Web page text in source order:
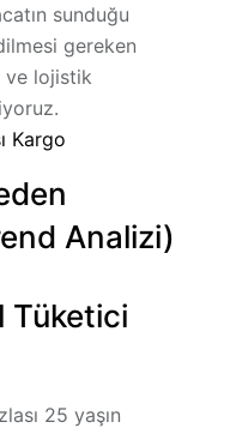
sunduğu
gereken
ve lojistik
Kargo
Analizi)
Tüketici
25 yaşın